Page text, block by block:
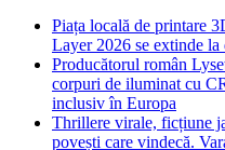
Piața locală de printare
Layer 2026 se extinde
Producătorul român
corpuri de iluminat cu
inclusiv în Europa
Thrillere virale, ficțiune
povești care vindecă.